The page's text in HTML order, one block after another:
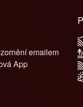
emailem
App